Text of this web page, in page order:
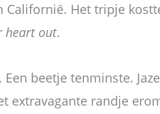
Californië. Het tripje
heart out.
beetje tenminste.
extravagante randje